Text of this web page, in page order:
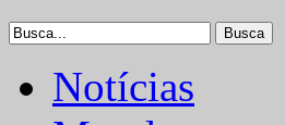
Notícias